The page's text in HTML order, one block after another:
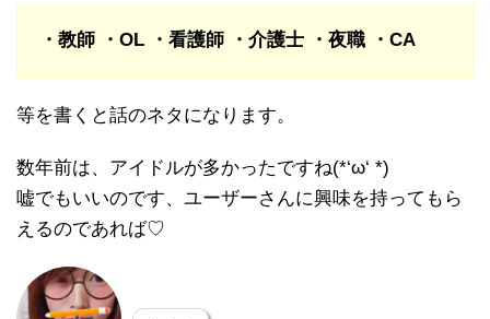
・教師 ・OL ・看護師 ・介護士 ・夜職 ・CA
等を書くと話のネタになります。
数年前は、アイドルが多かったですね(*‘ω‘ *)
嘘でもいいのです、ユーザーさんに興味を持ってもら
えるのであれば♡